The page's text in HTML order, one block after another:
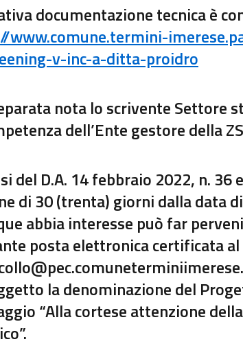
documentazione tecnica è
www.comune.termini-
v-inc-a-ditta-proidro
nota lo scrivente Settore
dell’Ente gestore della
del D.A. 14 febbraio 2022, n.
di 30 (trenta) giorni dalla data
abbia interesse può far
posta elettronica certificata
la denominazione del
“Alla cortese attenzione